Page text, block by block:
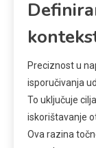
Preciznost u
isporučivanja
To uključuje
iskorištavanje
Ova razina